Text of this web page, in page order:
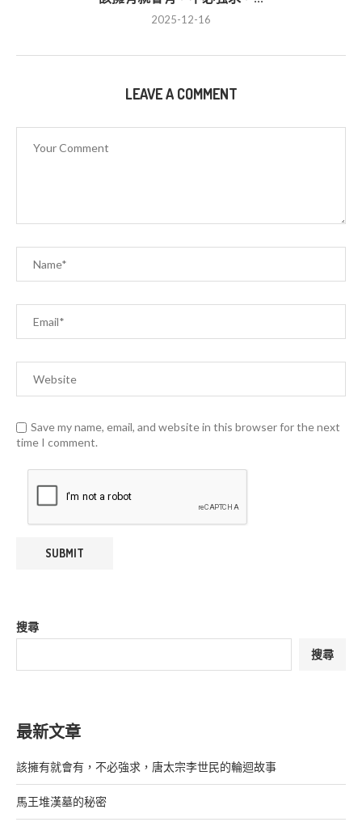
2025-12-16
LEAVE A COMMENT
Save my name, email, and website in this browser for the next
time I comment.
搜尋
搜尋
最新文章
該擁有就會有，不必強求，唐太宗李世民的輪迴故事
馬王堆漢墓的秘密